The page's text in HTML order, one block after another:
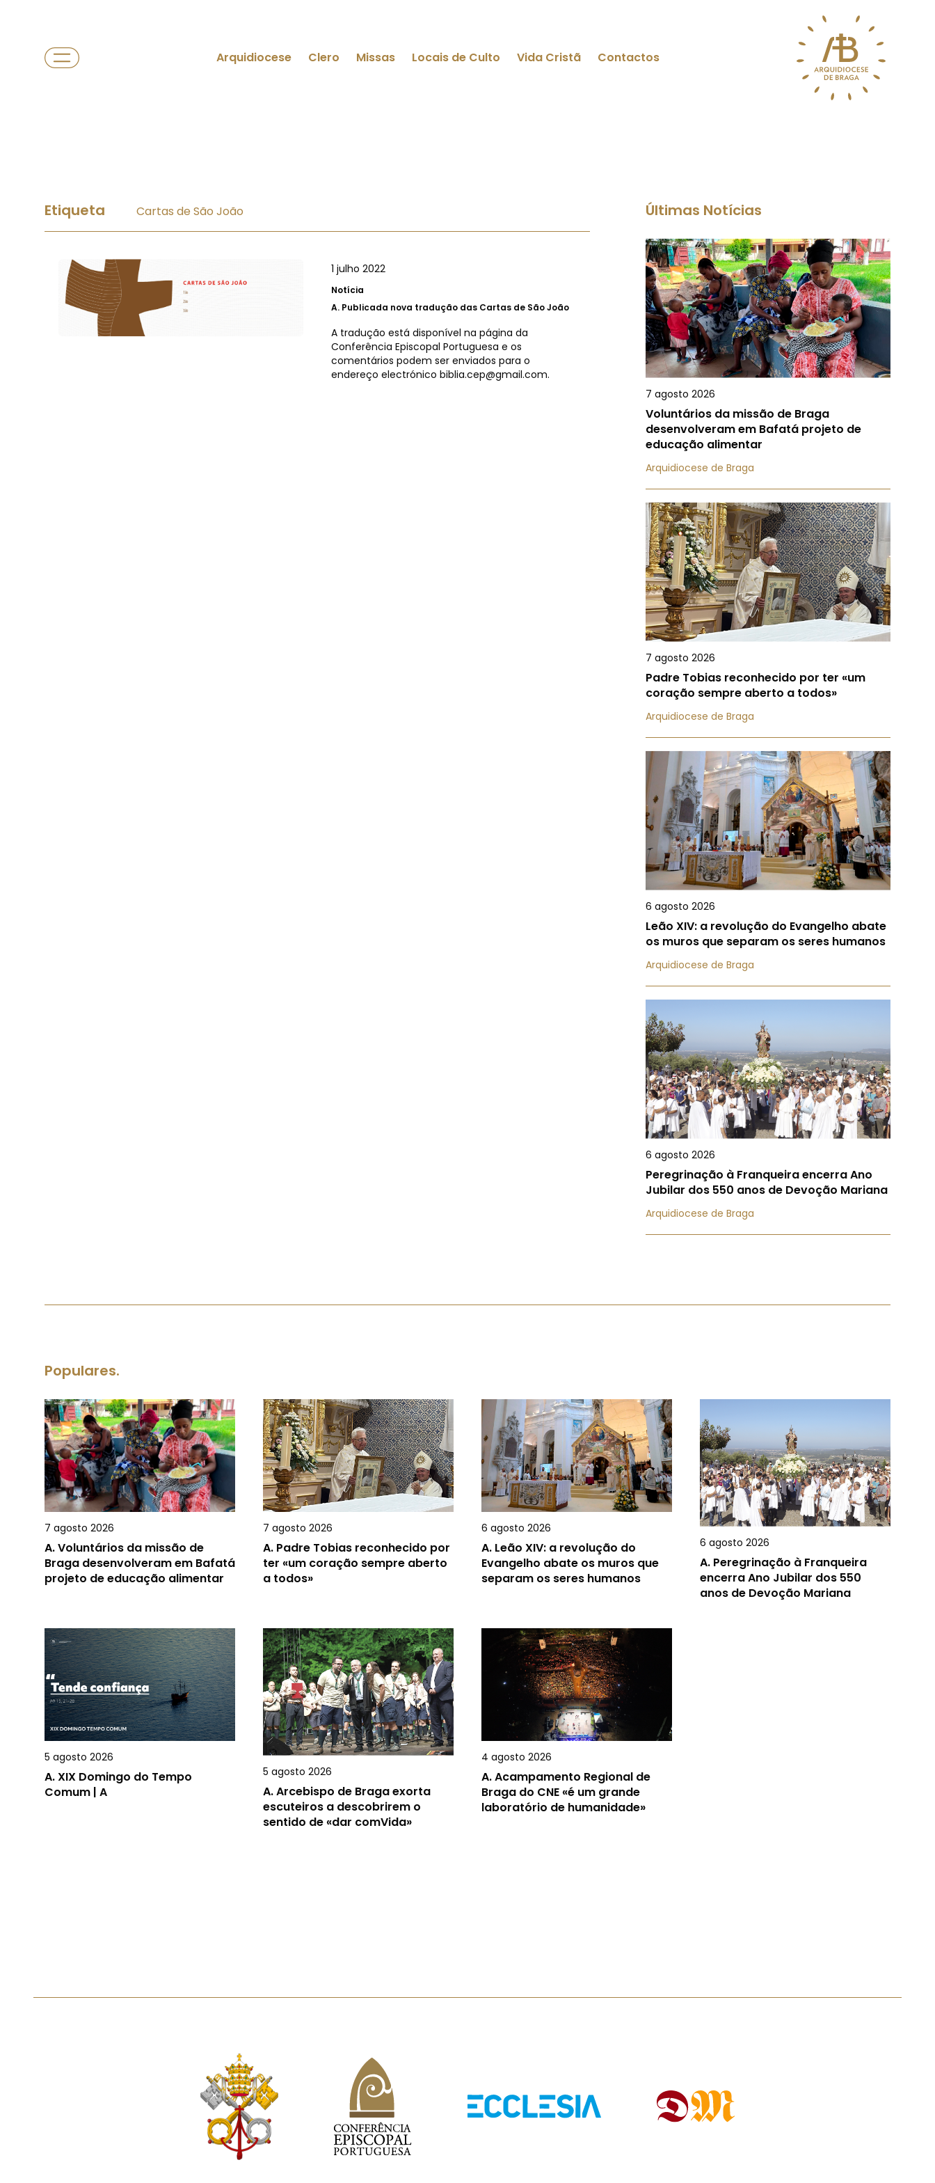
Arquidiocese Clero Missas Locais de Culto Vida Cristã Contactos
Etiqueta Cartas de São João
1 julho 2022
Notícia
A. Publicada nova tradução das Cartas de São João
A tradução está disponível na página da
Conferência Episcopal Portuguesa e os
comentários podem ser enviados para o
endereço electrónico biblia.cep@gmail.com.
Últimas Notícias
7 agosto 2026
Voluntários da missão de Braga
desenvolveram em Bafatá projeto de
educação alimentar
Arquidiocese de Braga
7 agosto 2026
Padre Tobias reconhecido por ter «um
coração sempre aberto a todos»
Arquidiocese de Braga
6 agosto 2026
Leão XIV: a revolução do Evangelho abate
os muros que separam os seres humanos
Arquidiocese de Braga
6 agosto 2026
Peregrinação à Franqueira encerra Ano
Jubilar dos 550 anos de Devoção Mariana
Arquidiocese de Braga
Populares.
7 agosto 2026
A.Voluntários da missão de
Braga desenvolveram em Bafatá
projeto de educação alimentar
7 agosto 2026
A. Padre Tobias reconhecido por
ter «um coração sempre aberto
a todos»
6 agosto 2026
A. Leão XIV: a revolução do
Evangelho abate os muros que
separam os seres humanos
6 agosto 2026
A. Peregrinação à Franqueira
encerra Ano Jubilar dos 550
anos de Devoção Mariana
5 agosto 2026
A.XIX Domingo do Tempo
Comum | A
5 agosto 2026
A.Arcebispo de Braga exorta
escuteiros a descobrirem o
sentido de «dar comVida»
4 agosto 2026
A.Acampamento Regional de
Braga do CNE «é um grande
laboratório de humanidade»